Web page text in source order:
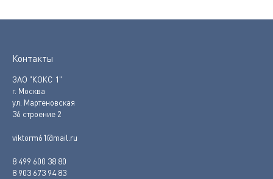
Контакты
ЗАО "КОКС 1"
г. Москва
ул. Мартеновская
36 строение 2
viktorm61@mail.ru
8 499 600 38 80
8 903 673 94 83